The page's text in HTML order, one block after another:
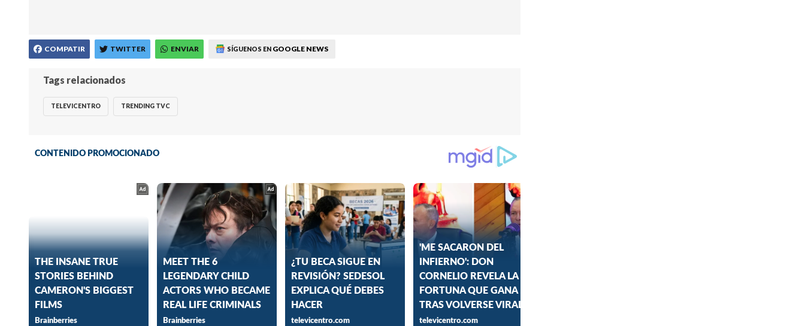
COMPATIR TWITTER ENVIAR SÍGUENOS EN GOOGLE NEWS
Tags relacionados
TELEVICENTRO TRENDING TVC